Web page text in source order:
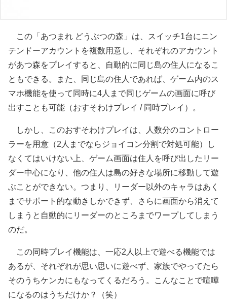
この「あつまれ どうぶつの森」は、スイッチ1台にニン
テンドーアカウントを複数用意し、それぞれのアカウント
があつ森をプレイすると、自動的に同じ島の住人になるこ
ともできる。また、同じ島の住人であれば、ゲーム内のス
マホ機能を使って同時に4人まで同じゲームの画面に呼び
出すことも可能（おすそわけプレイ / 同時プレイ）。
しかし、このおすそわけプレイは、人数分のコントロー
ラーを用意（2人までならジョイコン分割で対処可能）し
なくてはいけない上、ゲーム画面は住人を呼び出したリー
ダー中心になり、他の住人は島の好きな場所に移動して遊
ぶことができない。つまり、リーダー以外のキャラはあく
までサポート的な動きしかできず、さらに画面から消えて
しまうと自動的にリーダーのところまでワープしてしまう
のだ。
この同時プレイ機能は、一応2人以上で遊べる機能では
あるが、それぞれが思い思いに遊べず、家族でやってたら
そのうちケンカにもなってくるだろう。こんなことで喧嘩
になるのはうちだけか？（笑）